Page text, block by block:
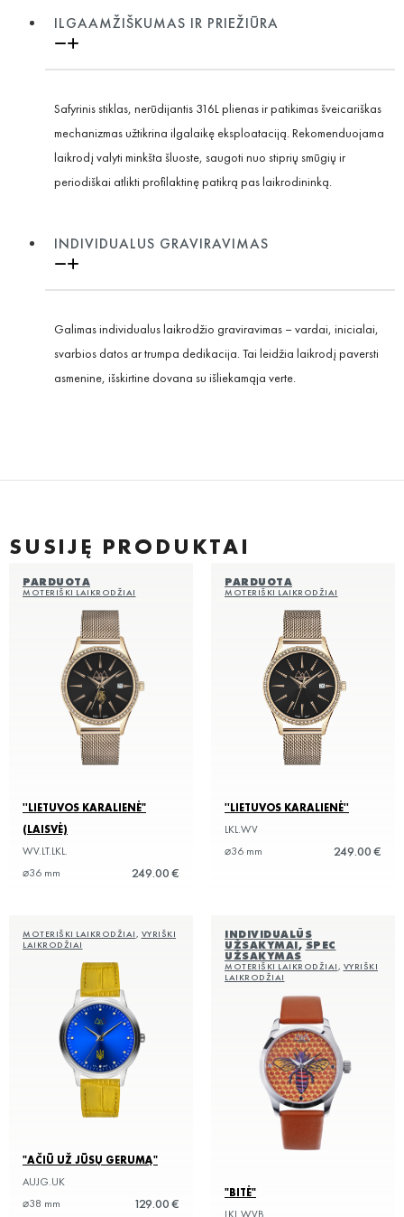
ILGAAMŽIŠKUMAS IR PRIEŽIŪRA
Safyrinis stiklas, nerūdijantis 316L plienas ir patikimas šveicariškas
mechanizmas užtikrina ilgalaikę eksploataciją. Rekomenduojama
laikrodį valyti minkšta šluoste, saugoti nuo stiprių smūgių ir
periodiškai atlikti profilaktinę patikrą pas laikrodininką.
INDIVIDUALUS GRAVIRAVIMAS
Galimas individualus laikrodžio graviravimas – vardai, inicialai,
svarbios datos ar trumpa dedikacija. Tai leidžia laikrodį paversti
asmenine, išskirtine dovana su išliekamąja verte.
SUSIJĘ PRODUKTAI
PARDUOTA
MOTERIŠKI LAIKRODŽIAI
''LIETUVOS KARALIENĖ"
(LAISVĖ)
WV.LT.LKL.
⌀36 mm
249.00 €
PARDUOTA
MOTERIŠKI LAIKRODŽIAI
''LIETUVOS KARALIENĖ''
LKL.WV
⌀36 mm
249.00 €
MOTERIŠKI LAIKRODŽIAI, VYRIŠKI
LAIKRODŽIAI
"AČIŪ UŽ JŪSŲ GERUMĄ"
AUJG.UK
⌀38 mm
129.00 €
INDIVIDUALŪS
UŽSAKYMAI, SPEC
UŽSAKYMAS
MOTERIŠKI LAIKRODŽIAI, VYRIŠKI
LAIKRODŽIAI
"BITĖ"